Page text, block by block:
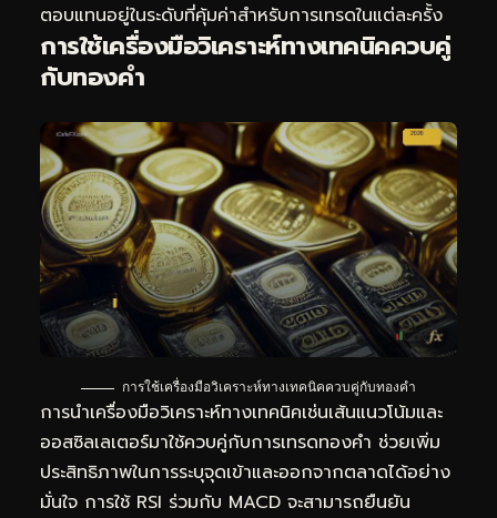
ตอบแทนอยู่ในระดับที่คุ้มค่าสำหรับการเทรดในแต่ละครั้ง
การใช้เครื่องมือวิเคราะห์ทางเทคนิคควบคู่
กับทองคำ
การใช้เครื่องมือวิเคราะห์ทางเทคนิคควบคู่กับทองคำ
การนำเครื่องมือวิเคราะห์ทางเทคนิคเช่นเส้นแนวโน้มและ
ออสซิลเลเตอร์มาใช้ควบคู่กับการเทรดทองคำ ช่วยเพิ่ม
ประสิทธิภาพในการระบุจุดเข้าและออกจากตลาดได้อย่าง
มั่นใจ การใช้ RSI ร่วมกับ MACD จะสามารถยืนยัน